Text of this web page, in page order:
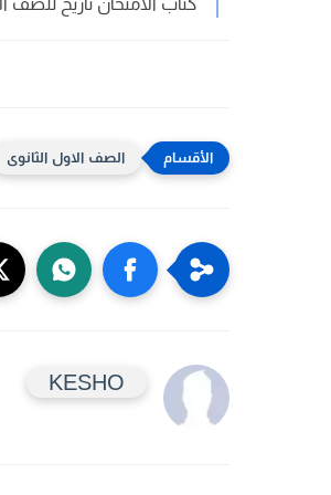
كتاب الامتحان تاريخ للصف
الصف الاول الثانوى
KESHO